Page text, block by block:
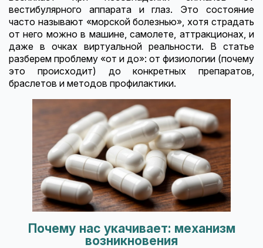
вестибулярного аппарата и глаз. Это состояние
часто называют «морской болезнью», хотя страдать
от него можно в машине, самолете, аттракционах, и
даже в очках виртуальной реальности. В статье
разберем проблему «от и до»: от физиологии (почему
это происходит) до конкретных препаратов,
браслетов и методов профилактики.
Почему нас укачивает: механизм
возникновения